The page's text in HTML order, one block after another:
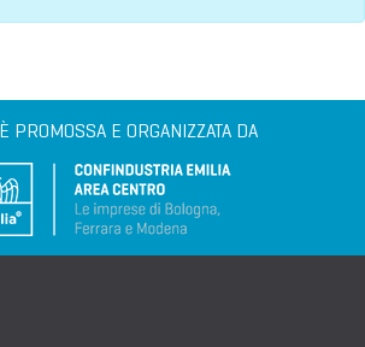
PROMOSSA E ORGANIZZATA DA